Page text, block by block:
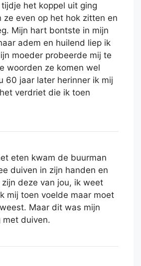
het koppel uit ging
ze even op het hok zitten en
Mijn hart bontste in mijn
adem en huilend liep ik
moeder probeerde mij te
woorden ze komen wel
60 jaar later herinner ik mij
verdriet die ik toen
eten kwam de buurman
duiven in zijn handen en
deze van jou, ik weet
mij toen voelde maar moet
Maar dit was mijn
met duiven.